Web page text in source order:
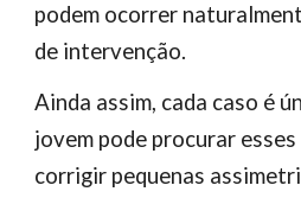
podem ocorrer
de intervenção.
Ainda assim, cada caso é
jovem pode procurar
corrigir pequenas